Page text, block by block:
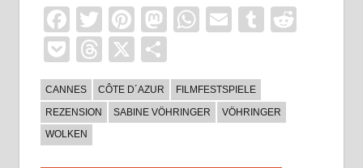
Facebook
TwitterPinterest
Mastodon
WhatsApp
EmailTumblr
PocketThreads
X
CANNES CÔTE D´AZUR
FILMFESTSPIELE
REZENSION
SABINE VÖHRINGER
VÖHRINGER
WOLKEN